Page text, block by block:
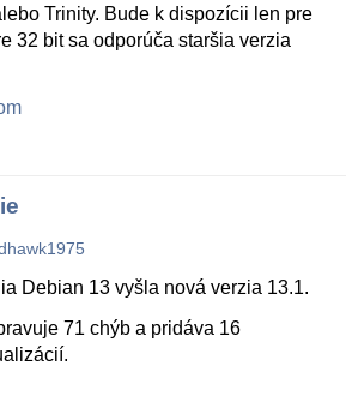
Trinity. Bude k dispozícii len pre
32 bit sa odporúča staršia verzia
Debian 13 vyšla nová verzia 13.1.
71 chýb a pridáva 16